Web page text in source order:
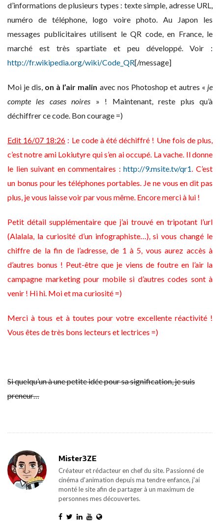
d’informations de plusieurs types : texte simple, adresse URL,
numéro de téléphone, logo voire photo. Au Japon les
messages publicitaires utilisent le QR code, en France, le
marché est très spartiate et peu développé. Voir :
http://fr.wikipedia.org/wiki/Code_QR[/message]
Moi je dis, on à l’air malin avec nos Photoshop et autres « je
compte les cases noires » ! Maintenant, reste plus qu’à
déchiffrer ce code. Bon courage =)
Edit 16/07 18:26 : Le code à été déchiffré ! Une fois de plus,
c’est notre ami Lokiutyre qui s’en ai occupé. La vache. Il donne
le lien suivant en commentaires :http://9.msite.tv/qr1. C’est
un bonus pour les téléphones portables. Je ne vous en dit pas
plus, je vous laisse voir par vous même. Encore merci à lui !
Petit détail supplémentaire que j’ai trouvé en tripotant l’url
(Alalala, la curiosité d’un infographiste…), si vous changé le
chiffre de la fin de l’adresse, de 1 à 5, vous aurez accès à
d’autres bonus ! Peut-être que je viens de foutre en l’air la
campagne marketing pour mobile si d’autres codes sont à
venir ! Hi hi. Moi et ma curiosité =)
Merci à tous et à toutes pour votre excellente réactivité !
Vous êtes de très bons lecteurs et lectrices =)
Si quelqu’un à une petite idée pour sa signification, je suis
preneur…
Mister3ZE
Créateur et rédacteur en chef du site. Passionné de
cinéma d'animation depuis ma tendre enfance, j'ai
monté le site afin de partager à un maximum de
personnes mes découvertes.